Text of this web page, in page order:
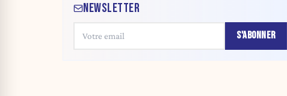
NEWSLETTER
S'ABONNER